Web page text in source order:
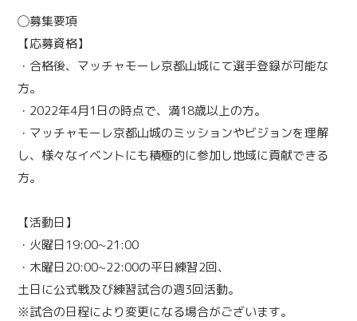
◯募集要項
【応募資格】
・合格後、マッチャモーレ京都山城にて選手登録が可能な
方。
・2022年4月1日の時点で、満18歳以上の方。
・マッチャモーレ京都山城のミッションやビジョンを理解
し、様々なイベントにも積極的に参加し地域に貢献できる
方。
【活動日】
・火曜日19:00~21:00
・木曜日20:00~22:00の平日練習2回、
土日に公式戦及び練習試合の週3回活動。
※試合の日程により変更になる場合がございます。